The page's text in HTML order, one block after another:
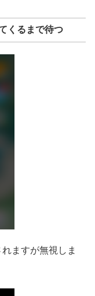
くるまで待つ
ますが無視しま